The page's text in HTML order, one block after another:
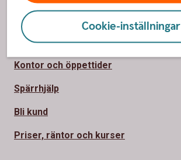
Cookie-inställningar
Sidfot
Hitta snabbt
Kontakta oss
Kontor och öppettider
Spärrhjälp
Bli kund
Priser, räntor och kurser